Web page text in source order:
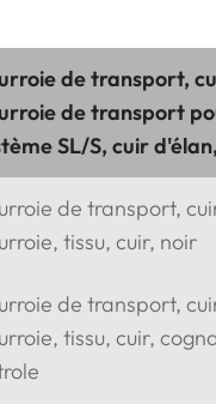
de transport,
de transport
SL/S, cuir
de transport,
tissu, cuir, noir
de transport,
tissu, cuir,